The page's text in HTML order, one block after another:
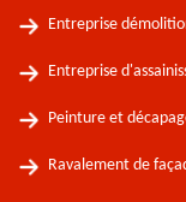
Entreprise
Entreprise
Peinture et
Ravalement de